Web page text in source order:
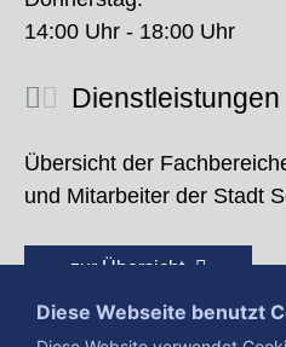
14:00 Uhr - 18:00 Uhr
Dienstleistungen
Übersicht der
und Mitarbeiter der Stadt
zur Übersicht
Diese Webseite benutzt